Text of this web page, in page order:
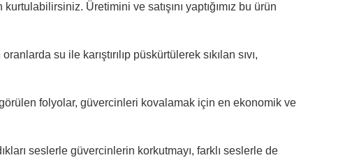
Üretimini ve satışını yaptığımız bu ürün
su ile karıştırılıp püskürtülerek sıkılan sıvı,
görülen folyolar, güvercinleri kovalamak için en ekonomik ve
seslerle güvercinlerin korkutmayı, farklı seslerle de